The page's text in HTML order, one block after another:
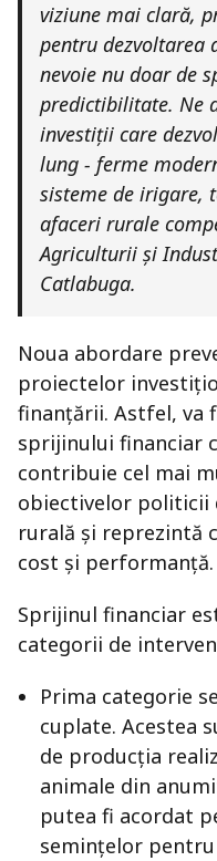
viziune mai clară,
pentru
nevoie nu doar de
predictibilitate. Ne
investiții care
lung - ferme
sisteme de irigare,
afaceri rurale
Agriculturii și
Catlabuga.
Noua abordare
proiectelor
finanțării. Astfel, va
sprijinului financiar
contribuie cel mai
obiectivelor politicii
rurală și reprezintă
cost și performanță.
Sprijinul financiar
categorii de
Prima categorie
cuplate. Acestea
de producția
animale din
putea fi acordat
semințelor